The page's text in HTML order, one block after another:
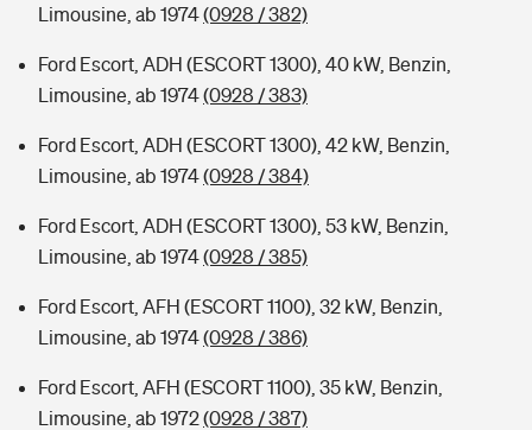
Limousine, ab 1974(0928 / 382)
Ford Escort, ADH (ESCORT 1300), 40 kW, Benzin,
Limousine, ab 1974(0928 / 383)
Ford Escort, ADH (ESCORT 1300), 42 kW, Benzin,
Limousine, ab 1974(0928 / 384)
Ford Escort, ADH (ESCORT 1300), 53 kW, Benzin,
Limousine, ab 1974(0928 / 385)
Ford Escort, AFH (ESCORT 1100), 32 kW, Benzin,
Limousine, ab 1974(0928 / 386)
Ford Escort, AFH (ESCORT 1100), 35 kW, Benzin,
Limousine, ab 1972(0928 / 387)